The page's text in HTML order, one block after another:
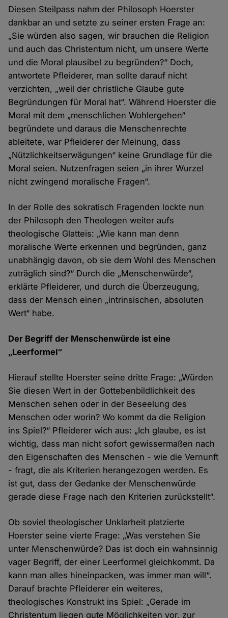
Diesen Steilpass nahm der Philosoph Hoerster
dankbar an und setzte zu seiner ersten Frage an:
„Sie würden also sagen, wir brauchen die Religion
und auch das Christentum nicht, um unsere Werte
und die Moral plausibel zu begründen?“ Doch,
antwortete Pfleiderer, man sollte darauf nicht
verzichten, „weil der christliche Glaube gute
Begründungen für Moral hat“. Während Hoerster die
Moral mit dem „menschlichen Wohlergehen“
begründete und daraus die Menschenrechte
ableitete, war Pfleiderer der Meinung, dass
„Nützlichkeitserwägungen“ keine Grundlage für die
Moral seien. Nutzenfragen seien „in ihrer Wurzel
nicht zwingend moralische Fragen“.
In der Rolle des sokratisch Fragenden lockte nun
der Philosoph den Theologen weiter aufs
theologische Glatteis: „Wie kann man denn
moralische Werte erkennen und begründen, ganz
unabhängig davon, ob sie dem Wohl des Menschen
zuträglich sind?“ Durch die „Menschenwürde“,
erklärte Pfleiderer, und durch die Überzeugung,
dass der Mensch einen „intrinsischen, absoluten
Wert“ habe.
Der Begriff der Menschenwürde ist eine
„Leerformel“
Hierauf stellte Hoerster seine dritte Frage: „Würden
Sie diesen Wert in der Gottebenbildlichkeit des
Menschen sehen oder in der Beseelung des
Menschen oder worin? Wo kommt da die Religion
ins Spiel?“ Pfleiderer wich aus: „Ich glaube, es ist
wichtig, dass man nicht sofort gewissermaßen nach
den Eigenschaften des Menschen - wie die Vernunft
- fragt, die als Kriterien herangezogen werden. Es
ist gut, dass der Gedanke der Menschenwürde
gerade diese Frage nach den Kriterien zurückstellt“.
Ob soviel theologischer Unklarheit platzierte
Hoerster seine vierte Frage: „Was verstehen Sie
unter Menschenwürde? Das ist doch ein wahnsinnig
vager Begriff, der einer Leerformel gleichkommt. Da
kann man alles hineinpacken, was immer man will“.
Darauf brachte Pfleiderer ein weiteres,
theologisches Konstrukt ins Spiel: „Gerade im
Christentum liegen gute Möglichkeiten vor, zur